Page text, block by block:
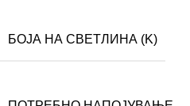
БОЈА НА СВЕТЛИНА (K)